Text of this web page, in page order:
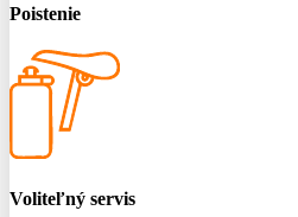
Poistenie
Voliteľný servis